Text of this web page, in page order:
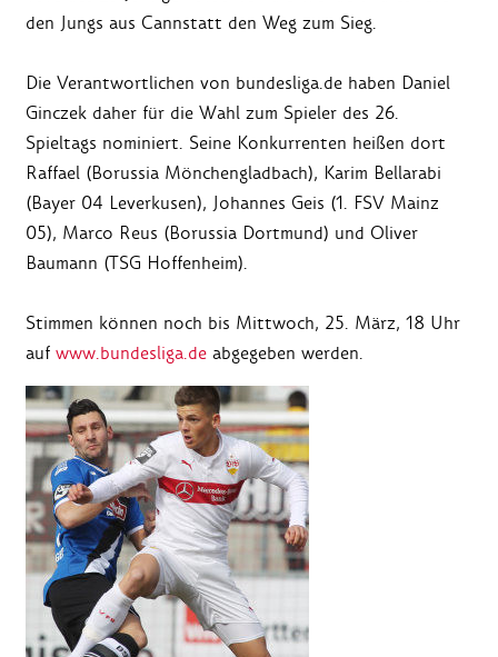
den Jungs aus Cannstatt den Weg zum Sieg.
Die Verantwortlichen von bundesliga.de haben Daniel
Ginczek daher für die Wahl zum Spieler des 26.
Spieltags nominiert. Seine Konkurrenten heißen dort
Raffael (Borussia Mönchengladbach), Karim Bellarabi
(Bayer 04 Leverkusen), Johannes Geis (1. FSV Mainz
05), Marco Reus (Borussia Dortmund) und Oliver
Baumann (TSG Hoffenheim).
Stimmen können noch bis Mittwoch, 25. März, 18 Uhr
auf www.bundesliga.de abgegeben werden.